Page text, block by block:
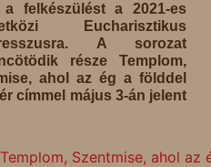
felkészülést a 2021-es
Eucharisztikus
A sorozat
része Templom,
ahol az ég a földdel
címmel május 3-án jelent
Szentmise, ahol